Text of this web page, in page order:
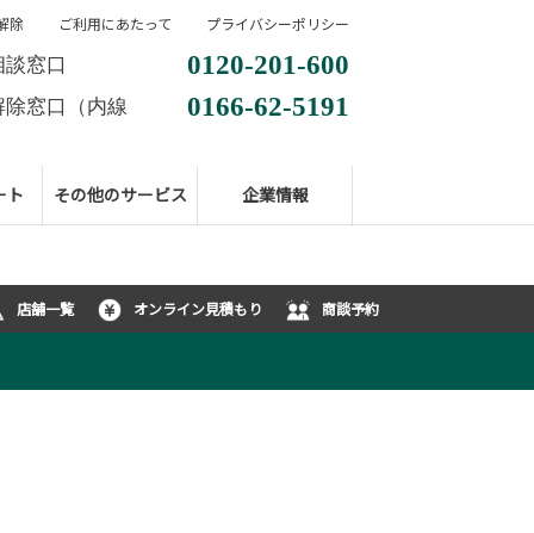
窓口 0120-201-600
除窓口（内線 0166-62-5191
ト その他のサービス 企業情報
除 ご利用にあたって プライバシーポリシー
店舗一覧 オンライン見積もり 商談予約